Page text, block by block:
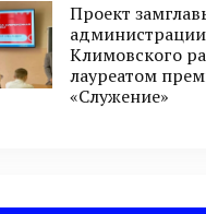
Проект
администрации
Климовского
лауреатом
«Служение»